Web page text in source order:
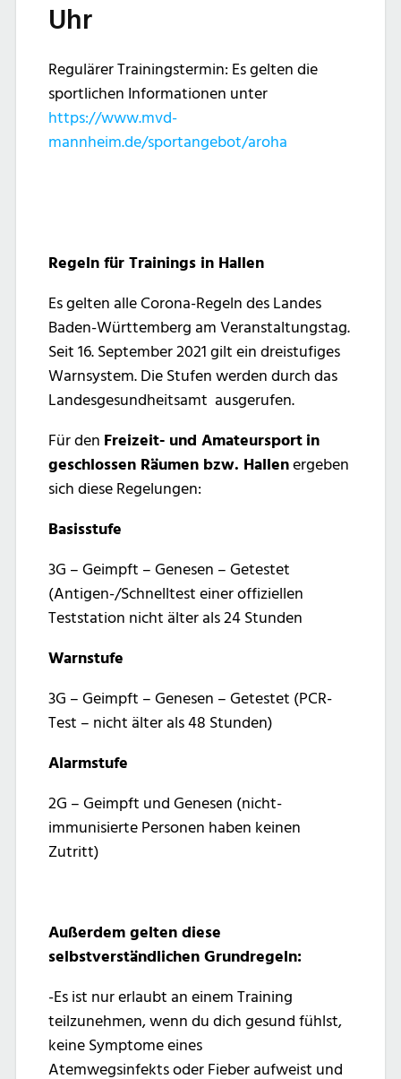
Uhr
Regulärer Trainingstermin: Es gelten die
sportlichen Informationen unter
https://www.mvd-
mannheim.de/sportangebot/aroha
Regeln für Trainings in Hallen
Es gelten alle Corona-Regeln des Landes
Baden-Württemberg am Veranstaltungstag.
Seit 16. September 2021 gilt ein dreistufiges
Warnsystem. Die Stufen werden durch das
Landesgesundheitsamt ausgerufen.
Für den Freizeit- und Amateursport in
geschlossen Räumen bzw. Hallenergeben
sich diese Regelungen:
Basisstufe
3G – Geimpft – Genesen – Getestet
(Antigen-/Schnelltest einer offiziellen
Teststation nicht älter als 24 Stunden
Warnstufe
3G – Geimpft – Genesen – Getestet (PCR-
Test – nicht älter als 48 Stunden)
Alarmstufe
2G – Geimpft und Genesen (nicht-
immunisierte Personen haben keinen
Zutritt)
Außerdem gelten diese
selbstverständlichen Grundregeln:
-Es ist nur erlaubt an einem Training
teilzunehmen, wenn du dich gesund fühlst,
keine Symptome eines
Atemwegsinfekts oder Fieber aufweist und